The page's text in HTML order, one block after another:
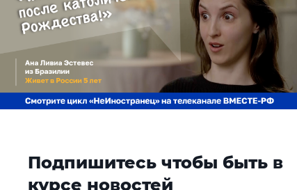
Подпишитесь чтобы быть в
курсе новостей